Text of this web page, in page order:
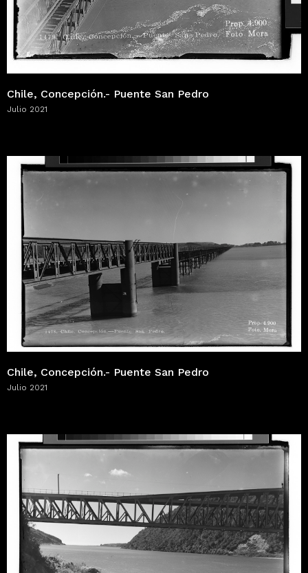
Chile, Concepción.- Puente San Pedro
Julio 2021
Chile, Concepción.- Puente San Pedro
Julio 2021